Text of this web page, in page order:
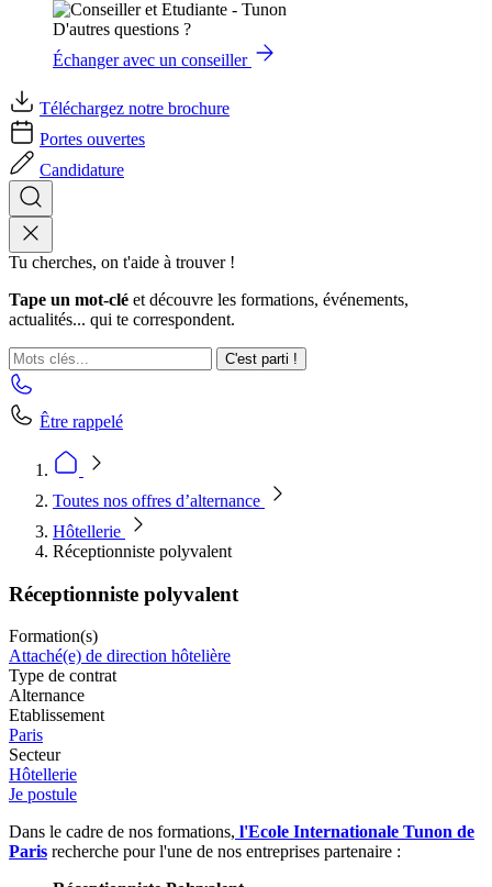
D'autres questions ?
Échanger avec un conseiller
Téléchargez notre brochure
Portes ouvertes
Candidature
Tu cherches, on t'aide à trouver !
Tape un mot-clé et découvre les formations, événements,
actualités... qui te correspondent.
C'est parti !
Être rappelé
Toutes nos offres d’alternance
Hôtellerie
Réceptionniste polyvalent
Réceptionniste polyvalent
Formation(s)
Attaché(e) de direction hôtelière
Type de contrat
Alternance
Etablissement
Paris
Secteur
Hôtellerie
Je postule
Dans le cadre de nos formations, l'Ecole Internationale Tunon de
Paris recherche pour l'une de nos entreprises partenaire :